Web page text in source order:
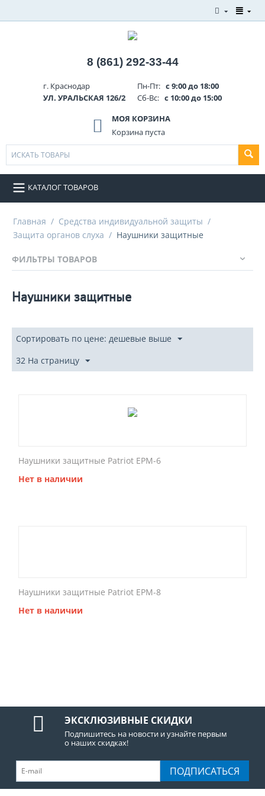
8 (861) 292-33-44
г. Краснодар
УЛ. УРАЛЬСКАЯ 126/2
Пн-Пт: с 9:00 до 18:00
Сб-Вс: с 10:00 до 15:00
МОЯ КОРЗИНА
Корзина пуста
КАТАЛОГ ТОВАРОВ
Главная / Средства индивидуальной защиты /
Защита органов слуха / Наушники защитные
ФИЛЬТРЫ ТОВАРОВ
Наушники защитные
Сортировать по цене: дешевые выше
32 На страницу
Наушники защитные Patriot EPM-6
Нет в наличии
Наушники защитные Patriot EPM-8
Нет в наличии
ЭКСКЛЮЗИВНЫЕ СКИДКИ
Подпишитесь на новости и узнайте первым
о наших скидках!
ПОДПИСАТЬСЯ